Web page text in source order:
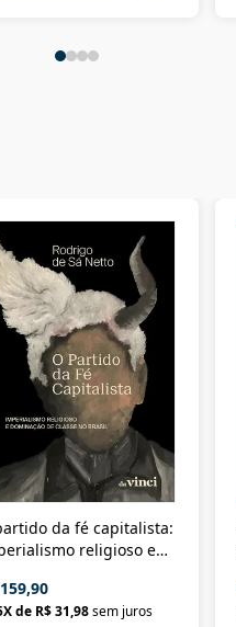
da fé capitalista:
religioso e
X de R$ 31,98sem juros